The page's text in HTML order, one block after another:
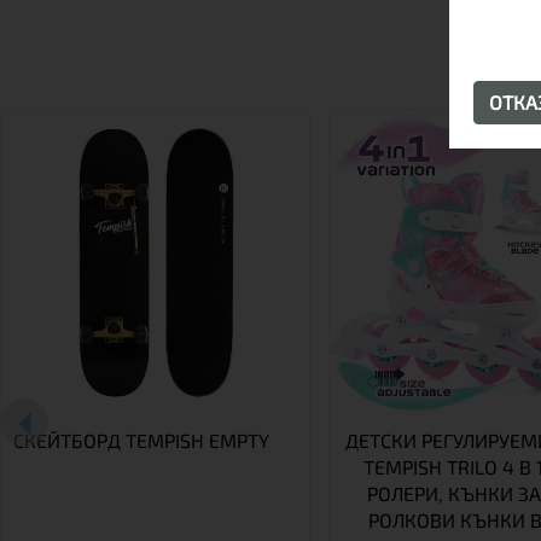
СКЕЙТБОРД TEMPISH EMPTY
ДЕТСКИ
TEMPISH TRILO 4 В
РОЛЕРИ, КЪНКИ
РОЛКОВИ КЪНКИ